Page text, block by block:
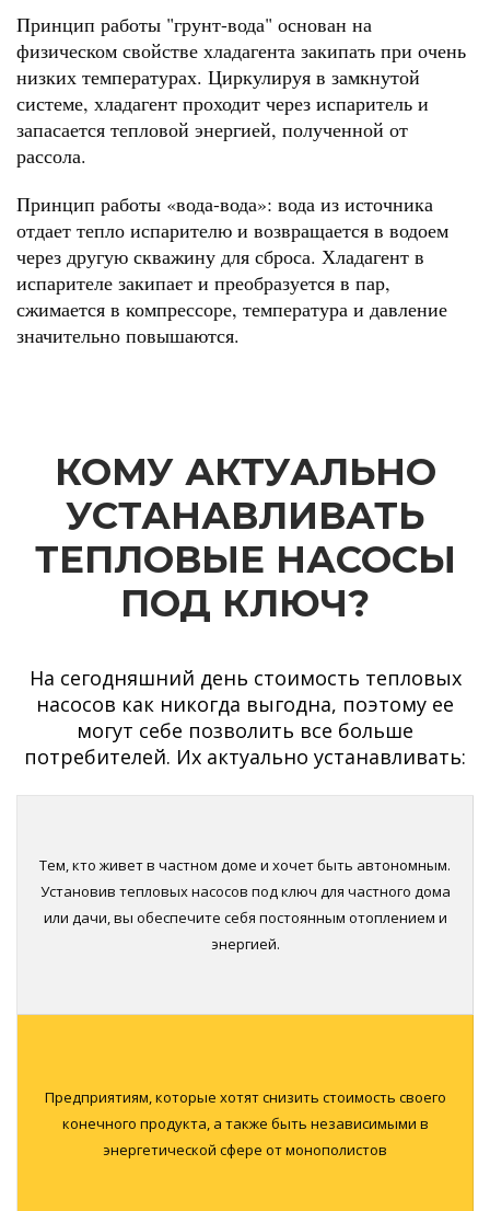
Принцип работы "грунт-вода" основан на
физическом свойстве хладагента закипать при очень
низких температурах. Циркулируя в замкнутой
системе, хладагент проходит через испаритель и
запасается тепловой энергией, полученной от
рассола.
Принцип работы «вода-вода»: вода из источника
отдает тепло испарителю и возвращается в водоем
через другую скважину для сброса. Хладагент в
испарителе закипает и преобразуется в пар,
сжимается в компрессоре, температура и давление
значительно повышаются.
КОМУ АКТУАЛЬНО
УСТАНАВЛИВАТЬ
ТЕПЛОВЫЕ НАСОСЫ
ПОД КЛЮЧ?
На сегодняшний день стоимость тепловых
насосов как никогда выгодна, поэтому ее
могут себе позволить все больше
потребителей. Их актуально устанавливать:
Тем, кто живет в частном доме и хочет быть автономным.
Установив тепловых насосов под ключ для частного дома
или дачи, вы обеспечите себя постоянным отоплением и
энергией.
Предприятиям, которые хотят снизить стоимость своего
конечного продукта, а также быть независимыми в
энергетической сфере от монополистов